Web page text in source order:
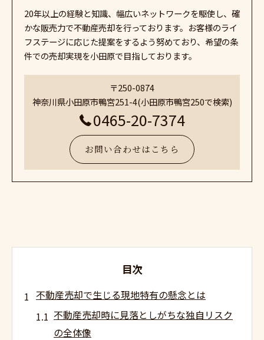
20年以上の経験と知識、幅広いネットワークを駆使し、確
かな販売力で不動産売却を行っております。お客様のライ
フステージに応じた提案をするよう努めており、希望の条
件での売却実現を小田原で目指しております。
〒250-0874
神奈川県小田原市鴨宮251-4(小田原市鴨宮250で検索)
0465-20-7374
お問い合わせはこちら
目次
不動産売却で生じる現地特有の懸念とは
不動産売却時に見落としがちな独自リスク
の全体像